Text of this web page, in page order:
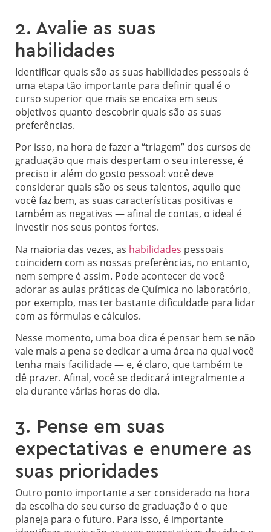
2. Avalie as suas
habilidades
Identificar quais são as suas habilidades pessoais é
uma etapa tão importante para definir qual é o
curso superior que mais se encaixa em seus
objetivos quanto descobrir quais são as suas
preferências.
Por isso, na hora de fazer a “triagem” dos cursos de
graduação que mais despertam o seu interesse, é
preciso ir além do gosto pessoal: você deve
considerar quais são os seus talentos, aquilo que
você faz bem, as suas características positivas e
também as negativas — afinal de contas, o ideal é
investir nos seus pontos fortes.
Na maioria das vezes, as habilidades pessoais
coincidem com as nossas preferências, no entanto,
nem sempre é assim. Pode acontecer de você
adorar as aulas práticas de Química no laboratório,
por exemplo, mas ter bastante dificuldade para lidar
com as fórmulas e cálculos.
Nesse momento, uma boa dica é pensar bem se não
vale mais a pena se dedicar a uma área na qual você
tenha mais facilidade — e, é claro, que também te
dê prazer. Afinal, você se dedicará integralmente a
ela durante várias horas do dia.
3. Pense em suas
expectativas e enumere as
suas prioridades
Outro ponto importante a ser considerado na hora
da escolha do seu curso de graduação é o que
planeja para o futuro. Para isso, é importante